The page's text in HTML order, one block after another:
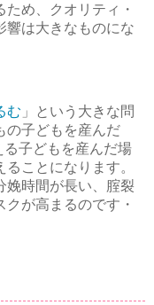
め、クオリティ・
響は大きなものにな
む 」という大きな問
の子どもを産んだ
子どもを産んだ場
ことになります。
娩時間が長い、腟裂
が高まるのです・